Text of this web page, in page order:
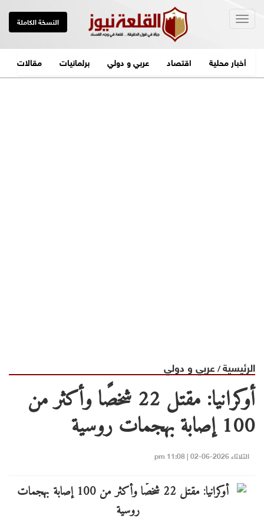
النسخة الكاملة
أخبار محلية اقتصاد عربي و دولي برلمانيات مقالات
الرئيسية/ عربي و دولي
أوكرانيا: مقتل 22 شخصًا وأكثر من
100 إصابة بهجمات روسية
الثلاثاء 2026-06-02 | 11:08 pm